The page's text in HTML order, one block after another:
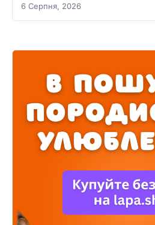
6 Серпня, 2026